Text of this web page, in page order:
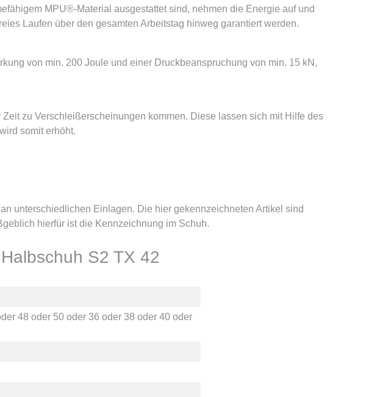
MPU®-Material ausgestattet sind, nehmen die Energie auf und
Laufen über den gesamten Arbeitstag hinweg garantiert werden.
von min. 200 Joule und einer Druckbeanspruchung von min. 15 kN,
zu Verschleißerscheinungen kommen. Diese lassen sich mit Hilfe des
somit erhöht.
unterschiedlichen Einlagen. Die hier gekennzeichneten Artikel sind
hierfür ist die Kennzeichnung im Schuh.
S2 TX 42
48 oder 50oder 36 oder 38 oder 40oder